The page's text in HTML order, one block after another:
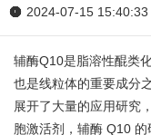
2024-07-15 15:40:33
辅酶Q10是脂溶性醌类
也是线粒体的重要成分
展开了大量的应用研究
胞激活剂，辅酶 Q10